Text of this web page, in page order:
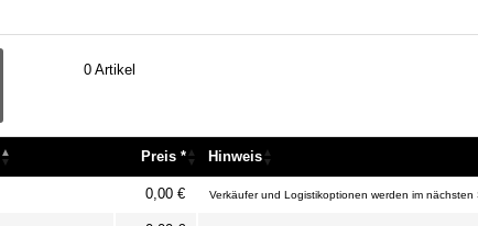
0 Artikel
Preis *
Hinweis
Preis *
0,00 € Verkäufer und Logistikoptionen werden im